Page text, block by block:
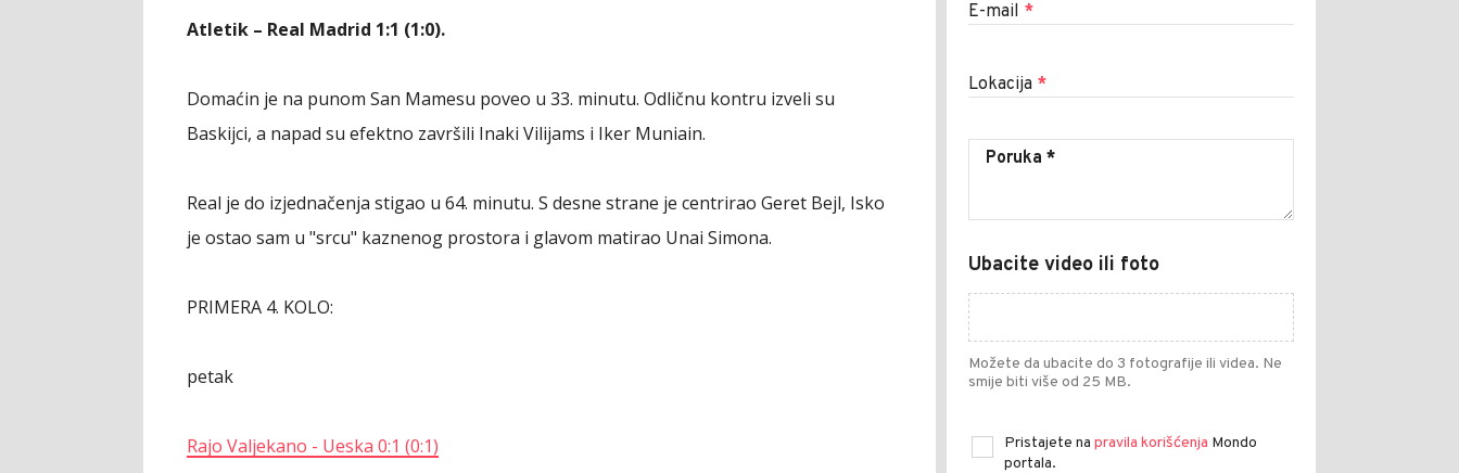
Atletik – Real Madrid 1:1 (1:0).
Domaćin je na punom San Mamesu poveo u 33. minutu. Odličnu kontru izveli su
Baskijci, a napad su efektno završili Inaki Vilijams i Iker Muniain.
Real je do izjednačenja stigao u 64. minutu. S desne strane je centrirao Geret Bejl, Isko
je ostao sam u "srcu" kaznenog prostora i glavom matirao Unai Simona.
PRIMERA 4. KOLO:
petak
Rajo Valjekano - Ueska 0:1 (0:1)
E-mail *
Lokacija *
Ubacite video ili foto
Možete da ubacite do 3 fotografije ili videa. Ne
smije biti više od 25 MB.
Pristajete na pravila korišćenja Mondo
portala.